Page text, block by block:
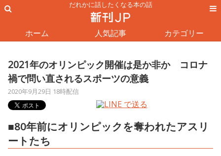
だれかに話したくなる本の話
ホーム 人気記事 カテゴリー
2021年のオリンピック開催は是か非か コロナ
禍で問い直されるスポーツの意義
2020年9月29日 18時配信
■80年前にオリンピックを奪われたアスリ
ートたち